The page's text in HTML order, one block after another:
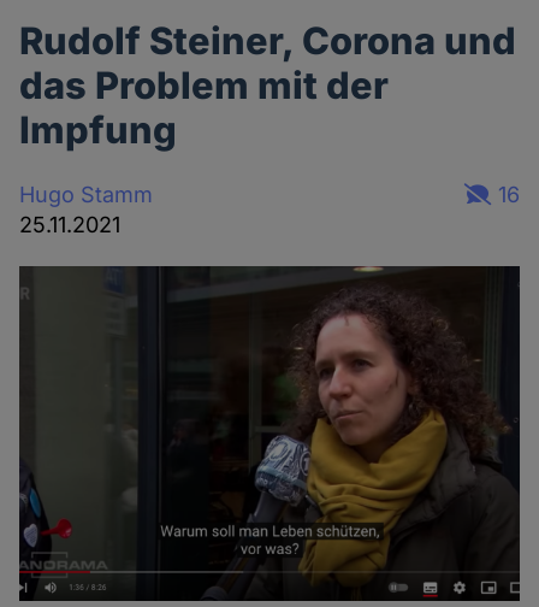
Rudolf Steiner, Corona und
das Problem mit der
Impfung
Hugo Stamm
25.11.2021
16